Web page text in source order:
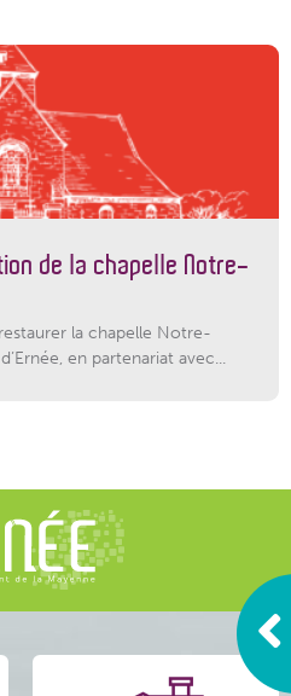
de la chapelle Notre-
la chapelle Notre-
en partenariat avec...